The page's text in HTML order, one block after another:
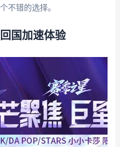
不错的选择。
国加速体验